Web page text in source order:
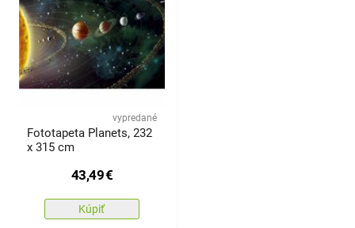
vypredané
Fototapeta Planets, 232
x 315 cm
43,49€
Kúpiť